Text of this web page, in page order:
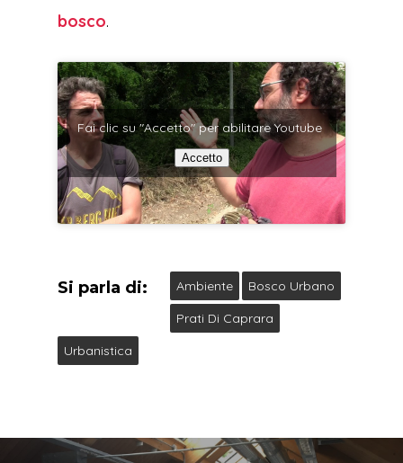
bosco.
Fai clic su "Accetto" per abilitare Youtube
Accetto
Si parla di: Ambiente
Bosco Urbano
Prati Di Caprara
Urbanistica